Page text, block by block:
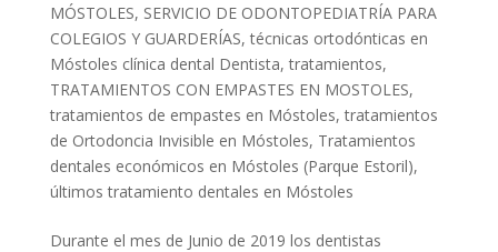
MÓSTOLES, SERVICIO DE ODONTOPEDIATRÍA PARA
COLEGIOS Y GUARDERÍAS,técnicas ortodónticas en
Móstoles clínica dental Dentista,tratamientos,
TRATAMIENTOS CON EMPASTES EN MOSTOLES,
tratamientos de empastes en Móstoles,tratamientos
de Ortodoncia Invisible en Móstoles, Tratamientos
dentales económicos en Móstoles (Parque Estoril),
últimos tratamiento dentales en Móstoles
Durante el mes de Junio de 2019 los dentistas